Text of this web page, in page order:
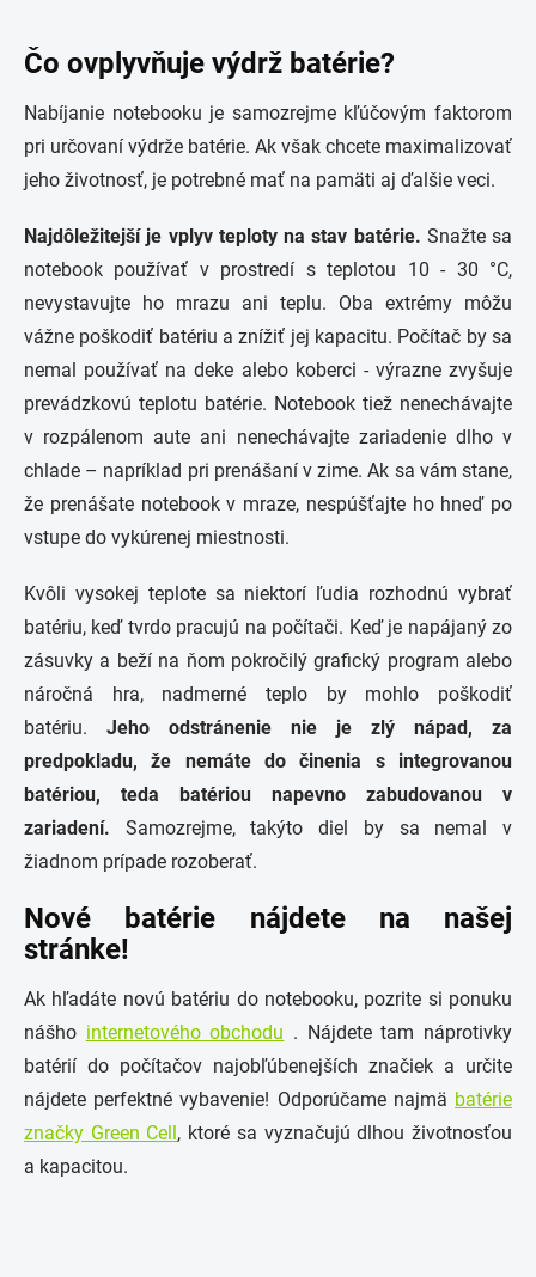
Čo ovplyvňuje výdrž batérie?
Nabíjanie notebooku je samozrejme kľúčovým faktorom
pri určovaní výdrže batérie. Ak však chcete maximalizovať
jeho životnosť, je potrebné mať na pamäti aj ďalšie veci.
Najdôležitejší je vplyv teploty na stav batérie. Snažte sa
notebook používať v prostredí s teplotou 10 - 30 °C,
nevystavujte ho mrazu ani teplu. Oba extrémy môžu
vážne poškodiť batériu a znížiť jej kapacitu. Počítač by sa
nemal používať na deke alebo koberci - výrazne zvyšuje
prevádzkovú teplotu batérie. Notebook tiež nenechávajte
v rozpálenom aute ani nenechávajte zariadenie dlho v
chlade – napríklad pri prenášaní v zime. Ak sa vám stane,
že prenášate notebook v mraze, nespúšťajte ho hneď po
vstupe do vykúrenej miestnosti.
Kvôli vysokej teplote sa niektorí ľudia rozhodnú vybrať
batériu, keď tvrdo pracujú na počítači. Keď je napájaný zo
zásuvky a beží na ňom pokročilý grafický program alebo
náročná hra, nadmerné teplo by mohlo poškodiť
batériu. Jeho odstránenie nie je zlý nápad, za
predpokladu, že nemáte do činenia s integrovanou
batériou, teda batériou napevno zabudovanou v
zariadení. Samozrejme, takýto diel by sa nemal v
žiadnom prípade rozoberať.
Nové batérie nájdete na našej
stránke!
Ak hľadáte novú batériu do notebooku, pozrite si ponuku
nášho internetového obchodu . Nájdete tam náprotivky
batérií do počítačov najobľúbenejších značiek a určite
nájdete perfektné vybavenie! Odporúčame najmä batérie
značky Green Cell , ktoré sa vyznačujú dlhou životnosťou
a kapacitou.